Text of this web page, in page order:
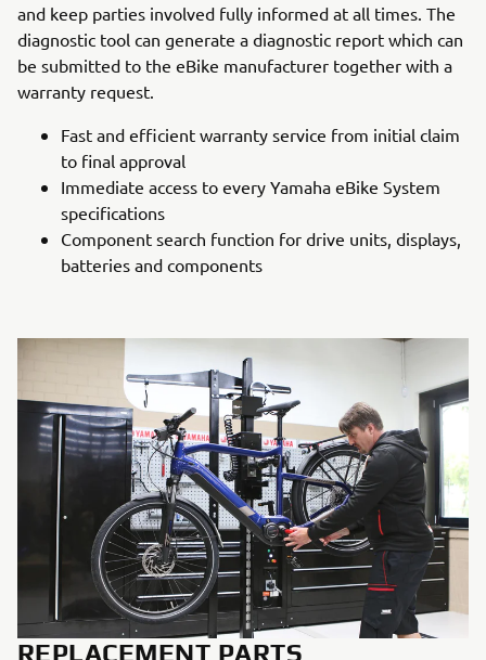
and keep parties involved fully informed at all times. The
diagnostic tool can generate a diagnostic report which can
be submitted to the eBike manufacturer together with a
warranty request.
Fast and efficient warranty service from initial claim
to final approval
Immediate access to every Yamaha eBike System
specifications
Component search function for drive units, displays,
batteries and components
REPLACEMENT PARTS